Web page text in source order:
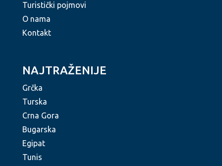
Turistički pojmovi
O nama
Kontakt
NAJTRAŽENIJE
Grčka
Turska
Crna Gora
Bugarska
Egipat
Tunis